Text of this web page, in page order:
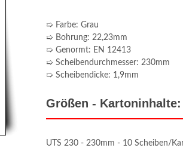
➯ Farbe: Grau
➯ Bohrung: 22,23mm
➯ Genormt: EN 12413
➯ Scheibendurchmesser: 230mm
➯ Scheibendicke: 1,9mm
Größen - Kartoninhalte:
UTS 230 - 230mm - 10 Scheiben/